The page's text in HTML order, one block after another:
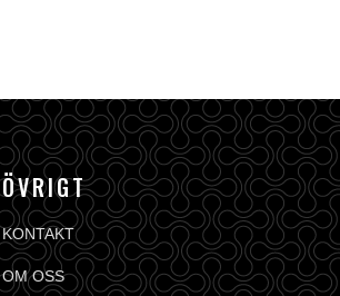
ÖVRIGT
KONTAKT
OM OSS